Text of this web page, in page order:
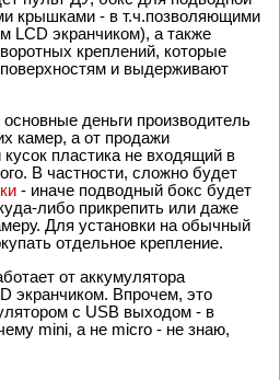
пульт ДУ, бокс для подводной
крышками - в т.ч.позволяющими
LCD экранчиком), а также
креплений, которые
и выдерживают
деньги производитель
камер, а от продажи
пластика не входящий в
В частности, сложно будет
- иначе подводный бокс будет
либо прикрепить или даже
Для установки на обычный
отдельное крепление.
от аккумулятора
экранчиком. Впрочем, это
с USB выходом - в
mini, а не micro - не знаю,